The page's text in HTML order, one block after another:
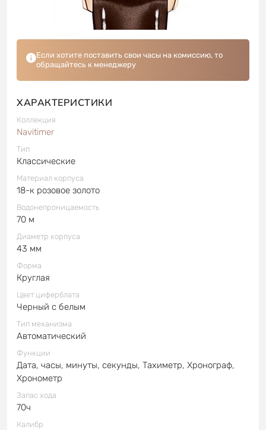
Если хотите поставить свои часы на комиссию, то
обращайтесь к менеджеру
ХАРАКТЕРИСТИКИ
Коллекция
Navitimer
Тип
Классические
Материал корпуса
18-к розовое золото
Водонепроницаемость
70 м
Диаметр корпуса
43 мм
Форма
Круглая
Цвет циферблата
Черный с белым
Тип механизма
Автоматический
Функции
Дата, часы, минуты, секунды, Тахиметр, Хронограф,
Хронометр
Запас хода
70ч
Калибр